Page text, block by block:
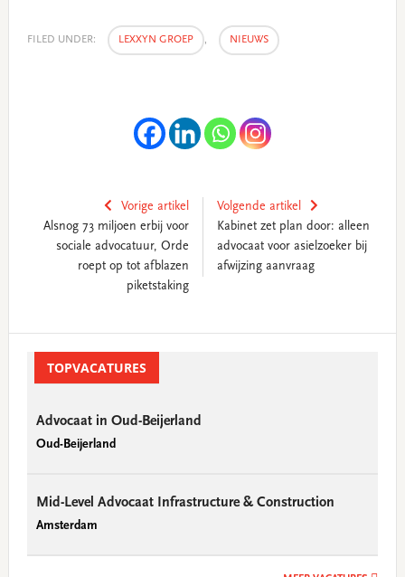
FILED UNDER: LEXXYN GROEP , NIEUWS
Vorige artikel
Alsnog 73 miljoen erbij voor
sociale advocatuur, Orde
roept op tot afblazen
piketstaking
Volgende artikel
Kabinet zet plan door: alleen
advocaat voor asielzoeker bij
afwijzing aanvraag
SidebarTOPVACATURES
Advocaat in Oud-Beijerland
Oud-Beijerland
Mid-Level Advocaat Infrastructure & Construction
Amsterdam